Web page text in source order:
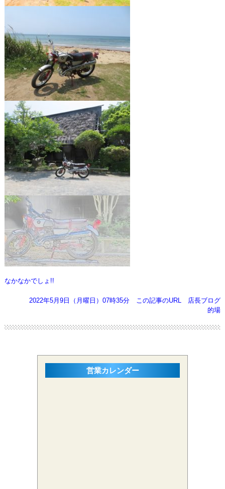
なかなかでしょ!!
2022年5月9日（月曜日）07時35分 この記事のURL
店長ブログ
的場
営業カレンダー